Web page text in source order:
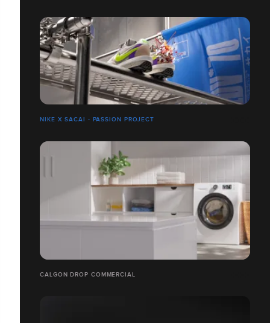
NIKE X SACAI - PASSION PROJECT
CALGON DROP COMMERCIAL